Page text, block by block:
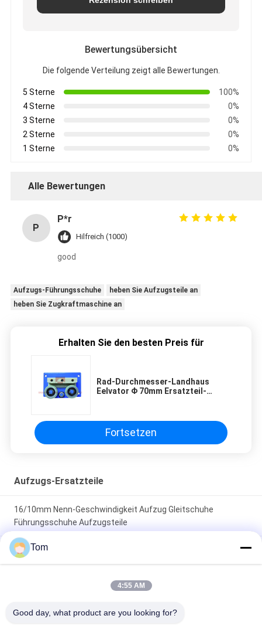
Bewertungsübersicht
Die folgende Verteilung zeigt alle Bewertungen.
5 Sterne
100%
4 Sterne
0%
3 Sterne
0%
2 Sterne
0%
1 Sterne
0%
Alle Bewertungen
P
P*r
Hilfreich (1000)
good
Aufzugs-Führungsschuhe
heben Sie Aufzugsteile an
heben Sie Zugkraftmaschine an
Erhalten Sie den besten Preis für
Rad-Durchmesser-Landhaus
Eelvator Φ 70mm Ersatzteil-
Fortsetzen
Aufzugs-Ersatzteile
16/10mm Nenn-Geschwindigkeit Aufzug Gleitschuhe
Führungsschuhe Aufzugsteile
Schiebeführerschuhe Langlebige und reibungsarme
Aufzugsersatzteile für einen reibungslosen und stabilen
9 mm/10 mm/16 mm
Tom
4:55 AM
Good day, what product are you looking for?